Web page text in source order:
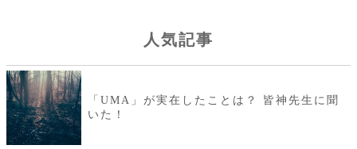
人気記事
「UMA」が実在したことは？ 皆神先生に聞
いた！